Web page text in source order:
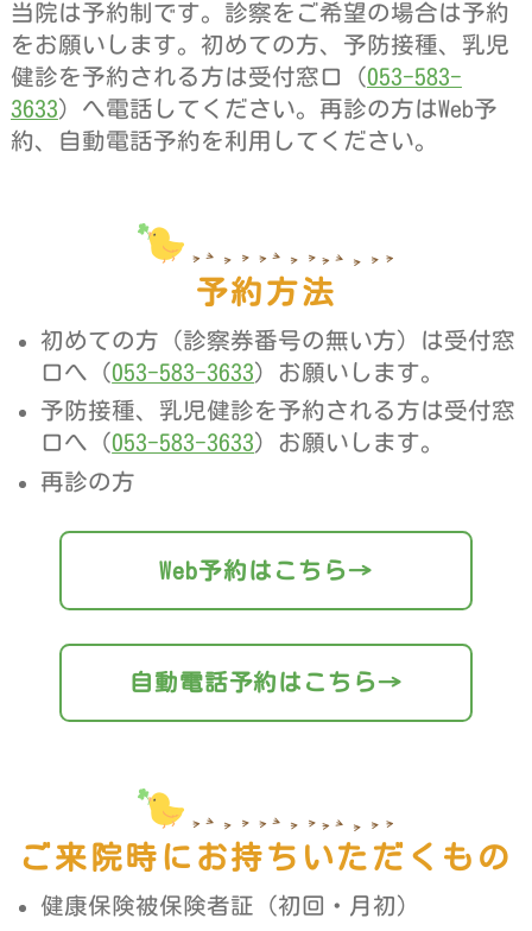
当院は予約制です。診察をご希望の場合は予約
をお願いします。初めての方、予防接種、乳児
健診を予約される方は受付窓口（053-583-
3633）へ電話してください。再診の方はWeb予
約、自動電話予約を利用してください。
予約方法
初めての方（診察券番号の無い方）は受付窓
口へ（053-583-3633）お願いします。
予防接種、乳児健診を予約される方は受付窓
口へ（053-583-3633）お願いします。
再診の方
Web予約はこちら→
自動電話予約はこちら→
ご来院時にお持ちいただくもの
健康保険被保険者証（初回・月初）